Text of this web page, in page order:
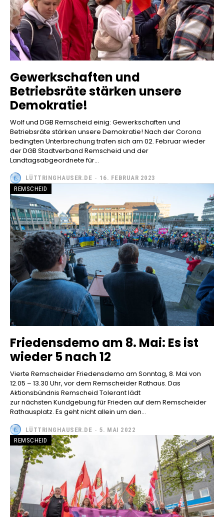
Gewerkschaften und
Betriebsräte stärken unsere
Demokratie!
Wolf und DGB Remscheid einig: Gewerkschaften und
Betriebsräte stärken unsere Demokratie! Nach der Corona
bedingten Unterbrechung trafen sich am 02. Februar wieder
der DGB Stadtverband Remscheid und der
Landtagsabgeordnete für...
LÜTTRINGHAUSER.DE - 16. FEBRUAR 2023
REMSCHEID
Friedensdemo am 8. Mai: Es ist
wieder 5 nach 12
Vierte Remscheider Friedensdemo am Sonntag, 8. Mai von
12.05 – 13.30 Uhr, vor dem Remscheider Rathaus. Das
Aktionsbündnis Remscheid Tolerant lädt
zur nächsten Kundgebung für Frieden auf dem Remscheider
Rathausplatz. Es geht nicht allein um den...
LÜTTRINGHAUSER.DE - 5. MAI 2022
REMSCHEID